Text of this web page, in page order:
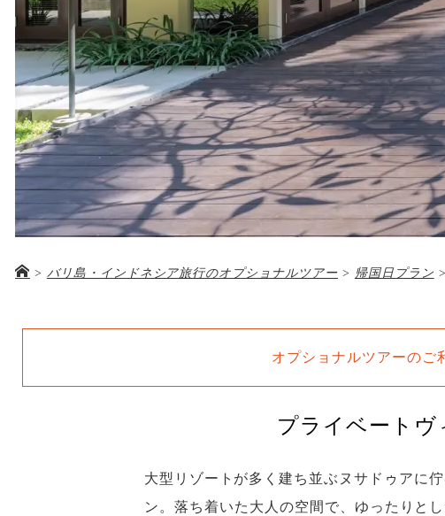
> バリ島・インドネシア旅行のオプショナルツアー> 帰国日プラン >
オプショナルツアーのご
プライベートヴ
大型リゾートが多く建ち並ぶヌサドゥアに
ン。落ち着いた大人の空間で、ゆったりと